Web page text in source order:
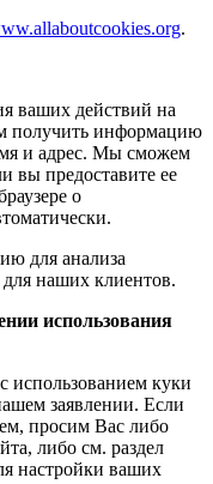
.
ваших действий на
получить информацию
и адрес. Мы сможем
вы предоставите ее
о
для анализа
наших клиентов.
использования
использованием куки
заявлении. Если
просим Вас либо
либо см. раздел
настройки ваших